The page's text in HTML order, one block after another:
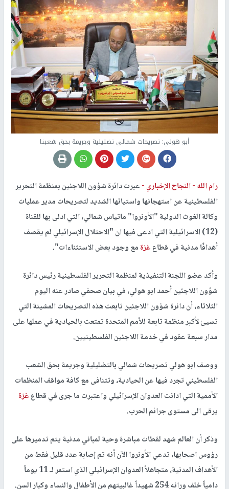
أبو هولي: تصريحات شمالي تضليلية وجريمة بحق شعبنا
رام الله -النجاح الإخباري -عبرت دائرة شؤون اللاجئين بمنظمة التحرير
الفلسطينية عن استهجانها واستيائها الشديد لتصريحات مدير عمليات
وكالة الغوث الدولية "الأونروا" ماتياس شمالي، التي ادلى بها للقناة
(12) الاسرائيلية التي ادعى فيها ان "الاحتلال الإسرائيلي لم يقصف
أهدافًا مدنية في قطاعغزةمع وجود بعض الاستثناءات".
وأكد عضو اللجنة التنفيذية لمنظمة التحرير الفلسطينية رئيس دائرة
شؤون اللاجئين أحمد ابو هولي، في بيان صحفي صادر عنه اليوم
الثلاثاء، أن دائرة شؤون اللاجئين تابعت هذه التصريحات المشينة التي
تسيئ لأكبر منظمة تابعة للأمم المتحدة تمتعت بالحيادية في عملها على
مدار سبعة عقود في خدمة اللاجئين الفلسطينيين.
ووصف ابو هولي تصريحات شمالي بالتضليلية وجريمة بحق الشعب
الفلسطيني تجرد فيها عن الحيادية، وتتنافى مع كافة مواقف المنظمات
الأممية التي ادانت العدوان الإسرائيلي واعتبرت ما جرى في قطاعغزة
يرقى الى مستوى جرائم الحرب.
وذكر أن العالم شهد لقطات مباشرة وحية لمباني مدنية يتم تدميرها على
رؤوس اصحابها، تدعي الأونروا الآن أنه تم إصابة عدد قليل فقط من
الأهداف المدنية، متجاهلأ العدوان الإسرائيلي الذي استمر لـ 11 يوماً
دامياً خلف ورائه 254 شهيداً غالبيتهم من الأطفال والنساء وكبار السن.